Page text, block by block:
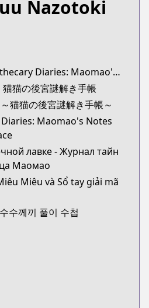
series/kusuriya-
series/149254/list
Nazotoki
synonyms:The Apothecary Diaries: Maomao's Notes from the Inner Palace
猫の後宮謎解き手帳
猫猫の後宮謎解き手帳～
Maomao's Notes
лавке - Журнал тайн
Маомао
Miêu và Sổ tay giải mã
수께끼 풀이 수첩